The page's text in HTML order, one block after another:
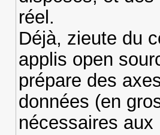
réel.
Déjà, zieute du
applis open
prépare des
données (en
nécessaires